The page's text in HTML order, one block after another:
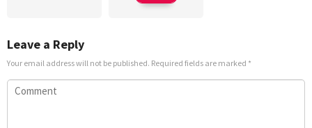
Leave a Reply
Your email address will not be published. Required fields are marked *